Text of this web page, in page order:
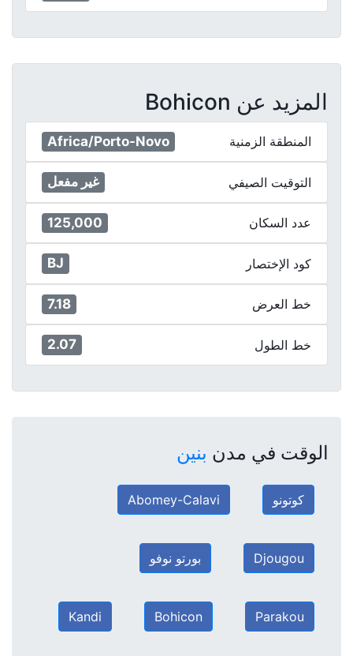
المزيد عن Bohicon
المنطقة الزمنية Africa/Porto-Novo
التوقيت الصيفي غير مفعل
عدد السكان 125,000
كود الإختصار BJ
خط العرض 7.18
خط الطول 2.07
الوقت في مدن بنين
كوتونو Abomey-Calavi
Djougou بورتو نوفو
Parakou
Bohicon
Kandi